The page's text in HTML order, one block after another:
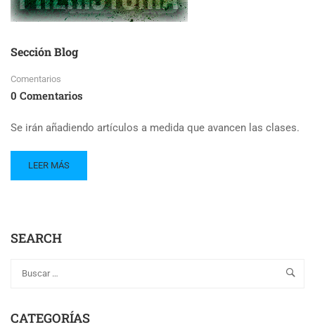
Sección Blog
Comentarios
0 Comentarios
Se irán añadiendo artículos a medida que avancen las clases.
LEER MÁS
SEARCH
CATEGORÍAS